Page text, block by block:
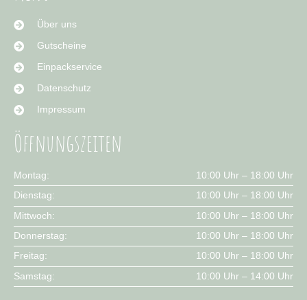
Über uns
Gutscheine
Einpackservice
Datenschutz
Impressum
Öffnungszeiten
Montag:
10:00 Uhr – 18:00 Uhr
Dienstag:
10:00 Uhr – 18:00 Uhr
Mittwoch:
10:00 Uhr – 18:00 Uhr
Donnerstag:
10:00 Uhr – 18:00 Uhr
Freitag:
10:00 Uhr – 18:00 Uhr
Samstag:
10:00 Uhr – 14:00 Uhr